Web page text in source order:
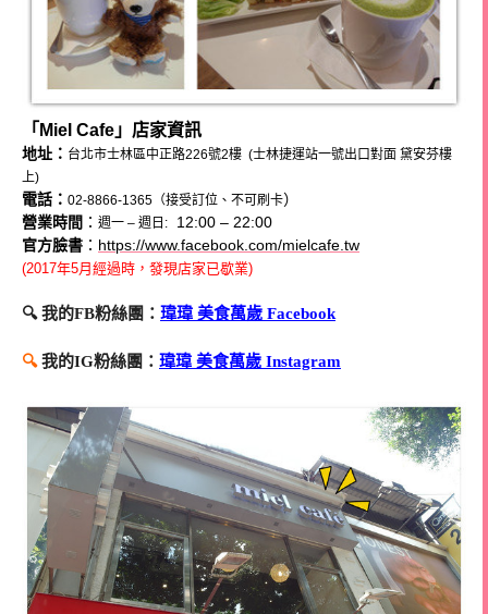
「Miel Cafe」店家資訊
地址： 台北市士林區中正路226號2樓 (士林捷運站一號出口對面 黛安芬樓
上)
電話： 02-8866-1365（接受訂位、 不可刷卡）
營業時間 ： 週一 – 週日 :
12:00 – 22:00
官方臉書 ： https://www.facebook.com/mielcafe.tw
(2017年5月經過時，發現店家已歇業)
🔍 我的FB粉絲團： 瑋瑋 美食萬歲 Facebook
🔍我的IG粉絲團： 瑋瑋 美食萬歲 Instagram